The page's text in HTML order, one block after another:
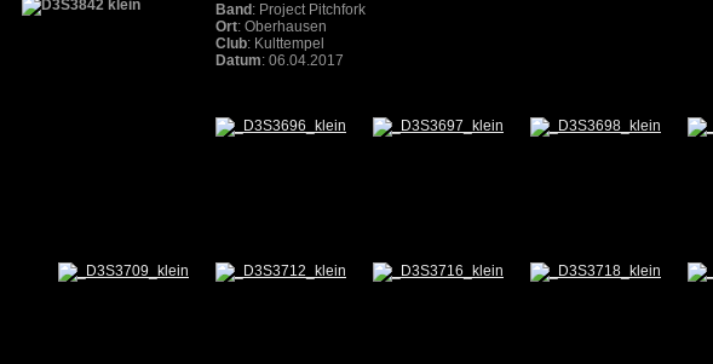
Band : Project Pitchfork
Ort: Oberhausen
Club: Kulttempel
Datum: 06.04.2017